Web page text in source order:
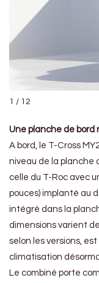
1 / 12
Une planche de bord
A bord, le T-Cross
niveau de la planche
celle du T-Roc avec
pouces) implanté au
intégré dans la
dimensions varient de
selon les versions,
climatisation
Le combiné porte